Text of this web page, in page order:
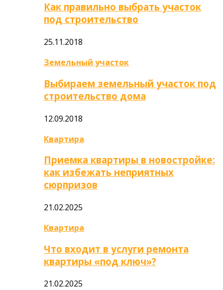
Как правильно выбрать участок
под строительство
25.11.2018
Земельный участок
Выбираем земельный участок под
строительство дома
12.09.2018
Квартира
Приемка квартиры в новостройке:
как избежать неприятных
сюрпризов
21.02.2025
Квартира
Что входит в услуги ремонта
квартиры «под ключ»?
21.02.2025